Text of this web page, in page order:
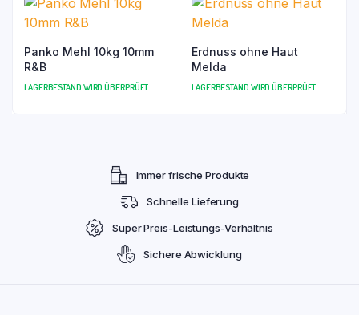
Panko Mehl 10kg 10mm
R&B
LAGERBESTAND WIRD ÜBERPRÜFT
Erdnuss ohne Haut
Melda
LAGERBESTAND WIRD ÜBERPRÜFT
Immer frische Produkte
Schnelle Lieferung
Super Preis-Leistungs-Verhältnis
Sichere Abwicklung